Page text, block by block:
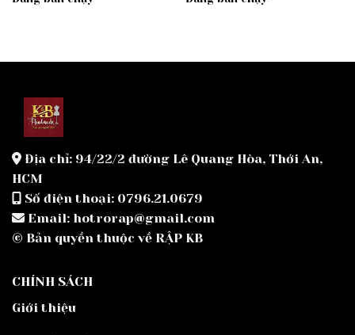
Địa chỉ: 94/22/2 đường Lê Quang Hòa, Thới An,
HCM
Số điện thoại: 0796.21.0679
Email: hotrorap@gmail.com
© Bản quyền thuộc về RẬP KB
CHÍNH SÁCH
Giới thiệu